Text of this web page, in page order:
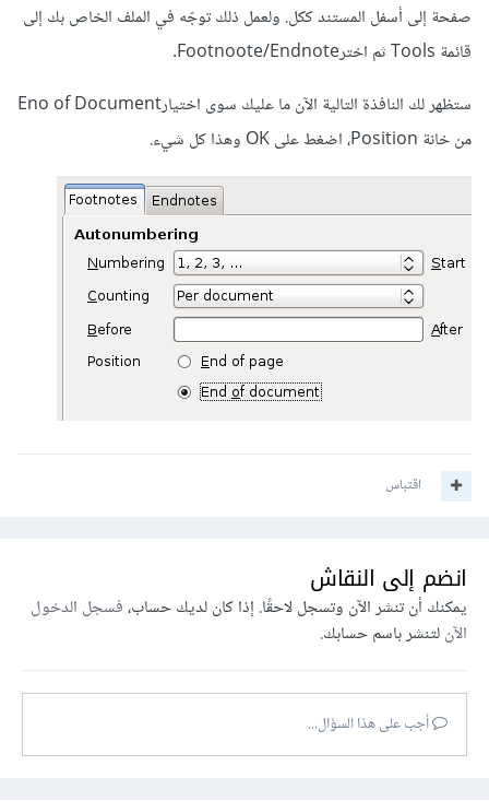
صفحة إلى أسفل المستند ككل. ولعمل ذلك توجّه في الملف الخاص بك إلى
قائمة Tools ثم اخترFootnoote/Endnote.
ستظهر لك النافذة التالية الآن ما عليك سوى اختيارEno of Document
من خانة Position، اضغط على OK وهذا كل شيء.
اقتباس
انضم إلى النقاش
يمكنك أن تنشر الآن وتسجل لاحقًا. إذا كان لديك حساب،فسجل الدخول
الآنلتنشر باسم حسابك.
أجب على هذا السؤال...